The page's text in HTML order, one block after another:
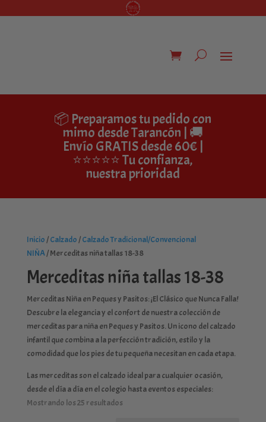
📦 Preparamos tu pedido con
mimo desde Tarancón | 🚚
Envío GRATIS desde 60€ |
⭐⭐⭐⭐⭐ Tu confianza,
nuestra prioridad
Inicio /Calzado /Calzado Tradicional/Convencional
NIÑA/ Merceditas niña tallas 18-38
Merceditas niña tallas 18-38
Merceditas Niña en Peques y Pasitos: ¡El Clásico que Nunca Falla!
Descubre la elegancia y el confort de nuestra colección de
merceditas para niña en Peques y Pasitos. Un icono del calzado
infantil que combina a la perfección tradición, estilo y la
comodidad que los pies de tu pequeña necesitan en cada etapa.
Las merceditas son el calzado ideal para cualquier ocasión,
desde el día a día en el colegio hasta eventos especiales:
Mostrando los 25 resultados